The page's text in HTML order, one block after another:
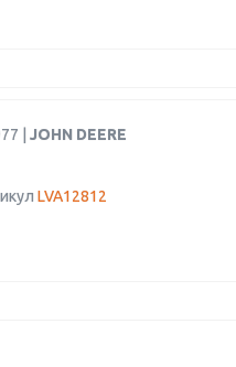
| JOHN DEERE
LVA12812